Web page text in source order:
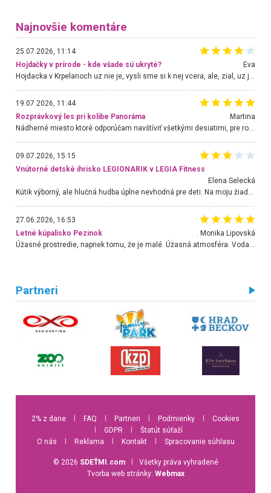
Najnovšie komentáre
25.07.2026, 11:14
Hojdačky v prírode - kde všade sú ukryté?
Eva
19.07.2026, 11:44
Rozprávkový les pri kolibe Panoráma
Martina
Nádherné miesto ktoré odporúčam navštíviť všetkými desiatimi, pre rodiny s deťmi, dôchodcom... Proste a jednoducho ozaj rozprávkový les.. určite ešte prídeme. Odniesli sme si na pamiatku krásne tričká,
09.07.2026, 15:15
Vnútorné detské ihrisko LEGIONARIK v LEGIA Fitness
Elena Selecká
Kútik výborný, ale hlučná hudba úplne nevhodná pre deti. Na moju žiadosť o aspoň sušenie nereagovali.
27.06.2026, 16:53
Letné kúpalisko Pezinok
. Monika Lipovská
Partneri
2% z dane FAQ Partneri Podmienky
Cookies
GDPR
Štatút súťaží
O nás
Reklama Kontakt Spracovanie súhlasu
© 2026 SDEŤMI.com
Všetky práva vyhradené
Tvorba web stránky: Webmax